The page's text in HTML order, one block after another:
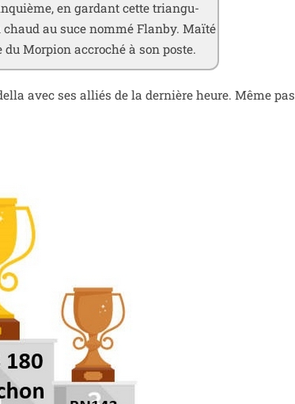
en gar­dant cette tri­an­gu­
au suce nom­mé Flanby. Maïté
Morpion accro­ché à son poste.
avec ses alliés de la der­nière heure. Même pas